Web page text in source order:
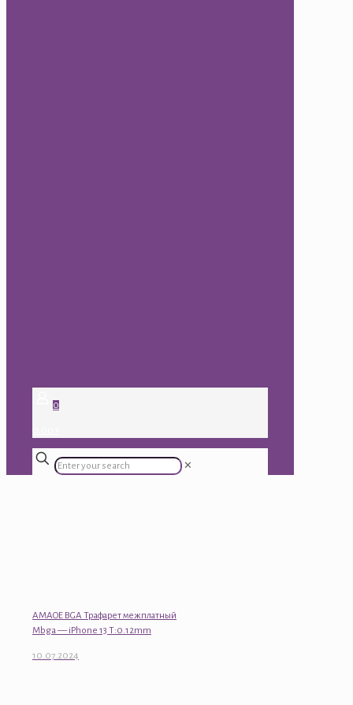
0
✕
AMAOE BGA Трафарет межплатный
Mbga — iPhone 13 T:0.12mm
10.07.2024